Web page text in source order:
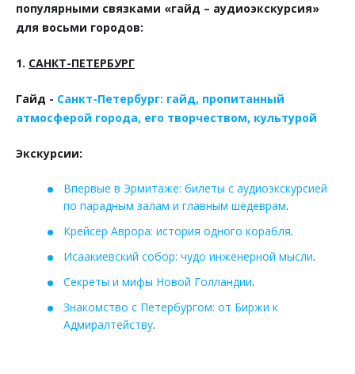
популярными связками «гайд – аудиоэкскурсия»
для восьми городов:
1. САНКТ-ПЕТЕРБУРГ
Гайд - Санкт-Петербург: гайд, пропитанный
атмосферой города, его творчеством, культурой
Экскурсии:
Впервые в Эрмитаже: билеты с аудиоэкскурсией
по парадным залам и главным шедеврам.
Крейсер Аврора: история одного корабля.
Исаакиевский собор: чудо инженерной мысли.
Секреты и мифы Новой Голландии.
Знакомство с Петербургом: от Биржи к
Адмиралтейству.